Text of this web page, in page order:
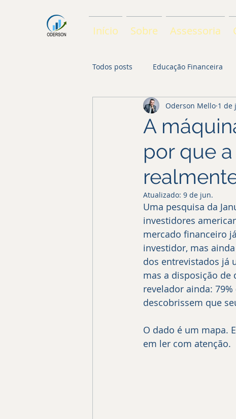
Início Sobre Assessoria
Todos posts Educação Financeira
A
por que
Oderson Mello 1 de
Atualizado: 9 de jun.
Uma pesquisa da
investidores
mercado financeiro
investidor, mas
dos entrevistados já
mas a disposição de
revelador ainda:
descobrissem que
O dado é um mapa.
em ler com atenção.